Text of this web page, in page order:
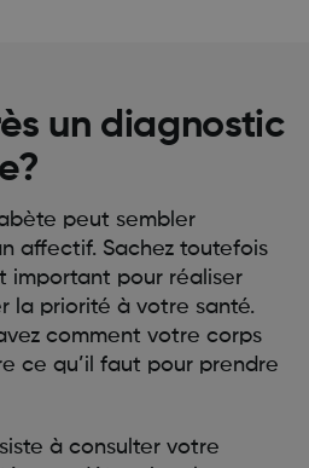
un diagnostic
peut sembler
affectif. Sachez toutefois
important pour réaliser
la priorité à votre santé.
comment votre corps
ce qu’il faut pour prendre
à consulter votre